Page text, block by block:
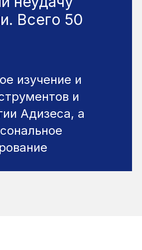
Всего 50
изучение и
и
Адизеса, а